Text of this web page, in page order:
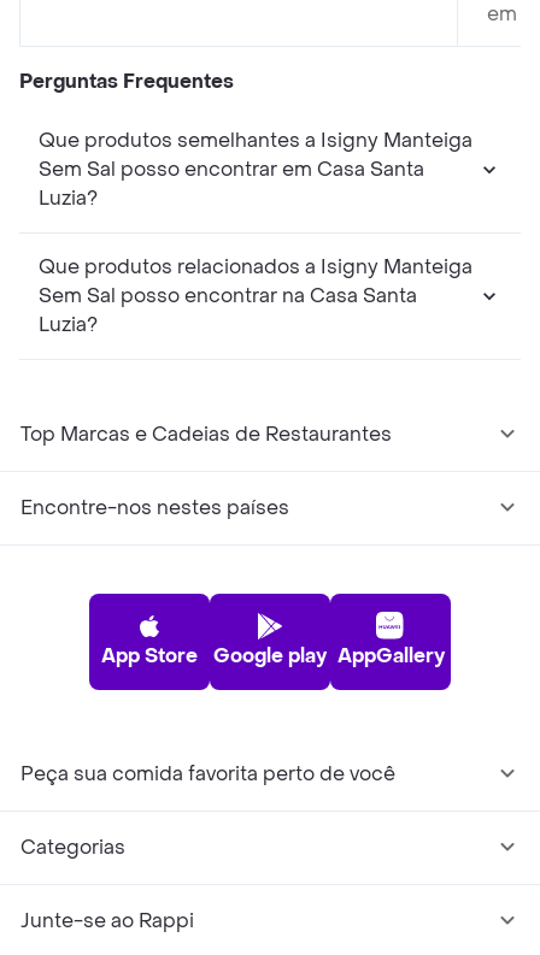
em
Perguntas Frequentes
Que produtos semelhantes a Isigny Manteiga
Sem Sal posso encontrar em Casa Santa
Luzia?
Que produtos relacionados a Isigny Manteiga
Sem Sal posso encontrar na Casa Santa
Luzia?
Top Marcas e Cadeias de Restaurantes
Encontre-nos nestes países
App Store Google play AppGallery
Peça sua comida favorita perto de você
Categorias
Junte-se ao Rappi